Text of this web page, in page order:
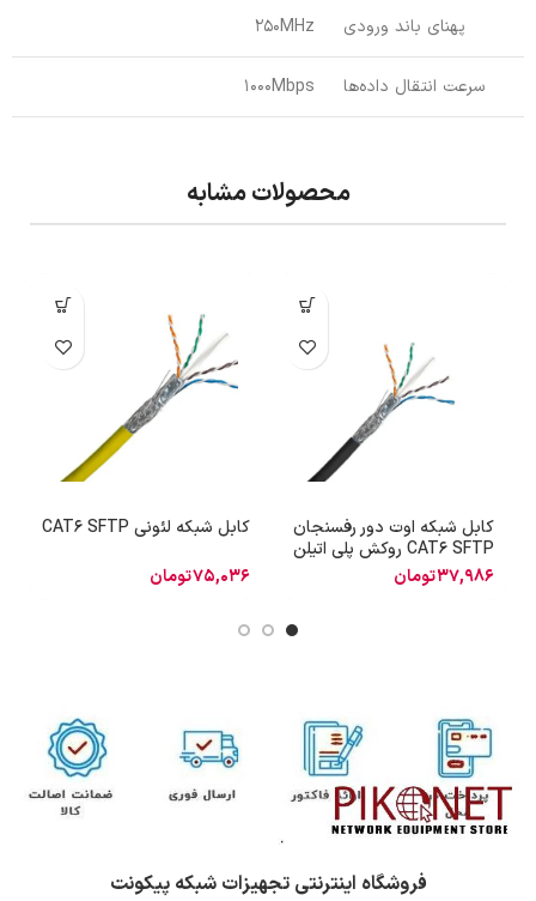
پهنای باند ورودی 250MHz
سرعت انتقال داده‌ها 1000Mbps
محصولات مشابه
کابل شبکه اوت دور رفسنجان
CAT6 SFTP روکش پلی اتیلن
37,986تومان
کابل شبکه لئونی CAT6 SFTP
75,036تومان
فروشگاه اینترنتی تجهیزات شبکه پیکونت